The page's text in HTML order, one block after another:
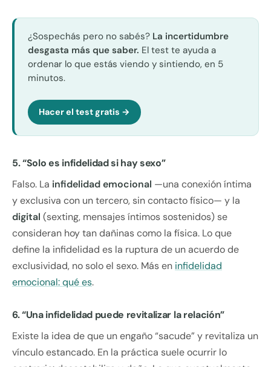
¿Sospechás pero no sabés? La incertidumbre
desgasta más que saber. El test te ayuda a
ordenar lo que estás viendo y sintiendo, en 5
minutos.
Hacer el test gratis →
5. “Solo es infidelidad si hay sexo”
Falso. La infidelidad emocional —una conexión íntima
y exclusiva con un tercero, sin contacto físico— y la
digital (sexting, mensajes íntimos sostenidos) se
consideran hoy tan dañinas como la física. Lo que
define la infidelidad es la ruptura de un acuerdo de
exclusividad, no solo el sexo. Más en infidelidad
emocional: qué es.
6. “Una infidelidad puede revitalizar la relación”
Existe la idea de que un engaño “sacude” y revitaliza un
vínculo estancado. En la práctica suele ocurrir lo